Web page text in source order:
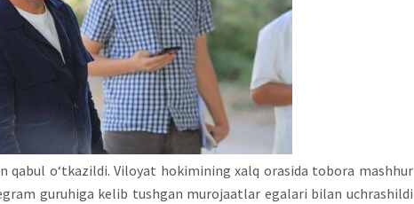
qabul o‘tkazildi. Viloyat hokimining xalq orasida tobora mashhur
guruhiga kelib tushgan murojaatlar egalari bilan uchrashildi